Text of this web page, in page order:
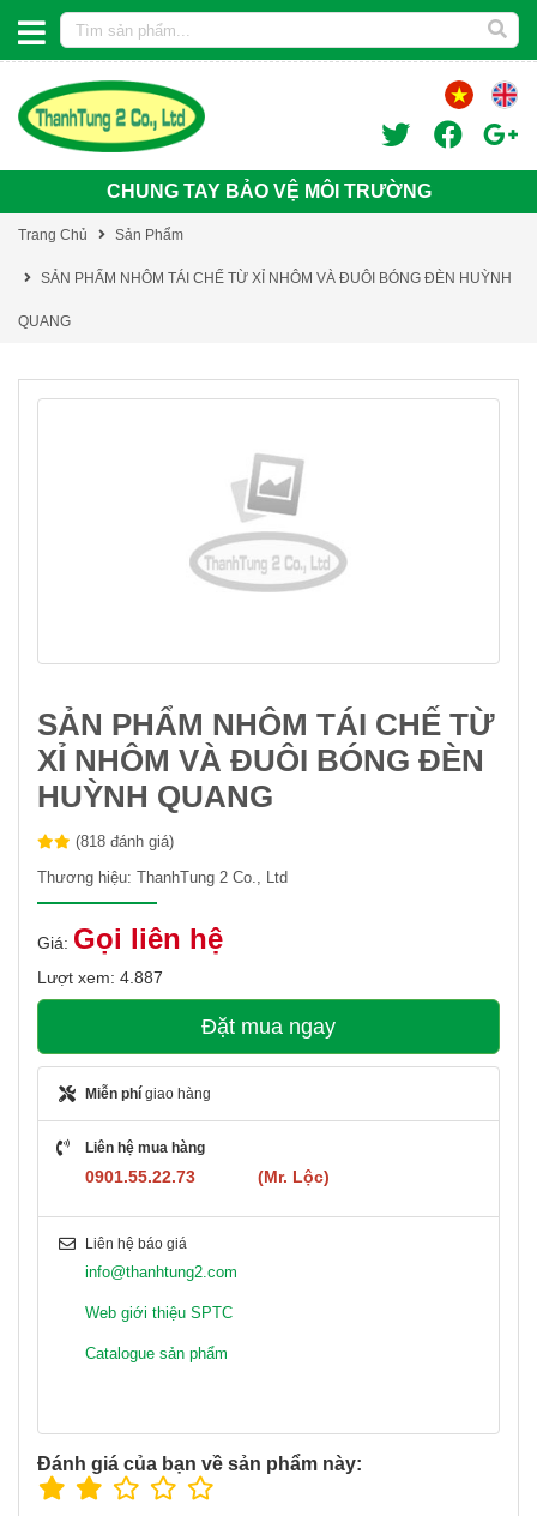
CHUNG TAY BẢO VỆ MÔI TRƯỜNG
Trang Chủ Sản Phẩm
SẢN PHẨM NHÔM TÁI CHẾ TỪ XỈ NHÔM VÀ ĐUÔI BÓNG ĐÈN HUỲNH
QUANG
SẢN PHẨM NHÔM TÁI CHẾ TỪ
XỈ NHÔM VÀ ĐUÔI BÓNG ĐÈN
HUỲNH QUANG
(818 đánh giá)
Thương hiệu: ThanhTung 2 Co., Ltd
Giá: Gọi liên hệ
Lượt xem: 4.887
Đặt mua ngay
Miễn phí giao hàng
Liên hệ mua hàng
0901.55.22.73 (Mr. Lộc)
Liên hệ báo giá
info@thanhtung2.com
Web giới thiệu SPTC
Catalogue sản phẩm
Đánh giá của bạn về sản phẩm này: